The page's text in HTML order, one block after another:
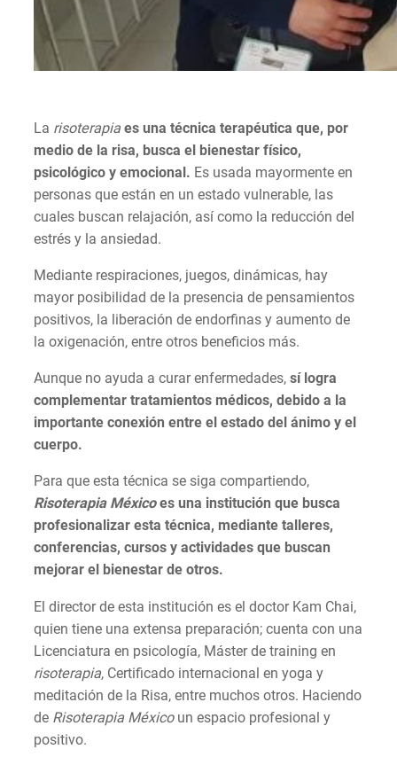
La risoterapia es una técnica terapéutica que, por
medio de la risa, busca el bienestar físico,
psicológico y emocional. Es usada mayormente en
personas que están en un estado vulnerable, las
cuales buscan relajación, así como la reducción del
estrés y la ansiedad.
Mediante respiraciones, juegos, dinámicas, hay
mayor posibilidad de la presencia de pensamientos
positivos, la liberación de endorfinas y aumento de
la oxigenación, entre otros beneficios más.
Aunque no ayuda a curar enfermedades, sí logra
complementar tratamientos médicos, debido a la
importante conexión entre el estado del ánimo y el
cuerpo.
Para que esta técnica se siga compartiendo,
Risoterapia Méxicoes una institución que busca
profesionalizar esta técnica, mediante talleres,
conferencias, cursos y actividades que buscan
mejorar el bienestar de otros.
El director de esta institución es el doctor Kam Chai,
quien tiene una extensa preparación; cuenta con una
Licenciatura en psicología, Máster de training en
risoterapia, Certificado internacional en yoga y
meditación de la Risa, entre muchos otros. Haciendo
de Risoterapia Méxicoun espacio profesional y
positivo.